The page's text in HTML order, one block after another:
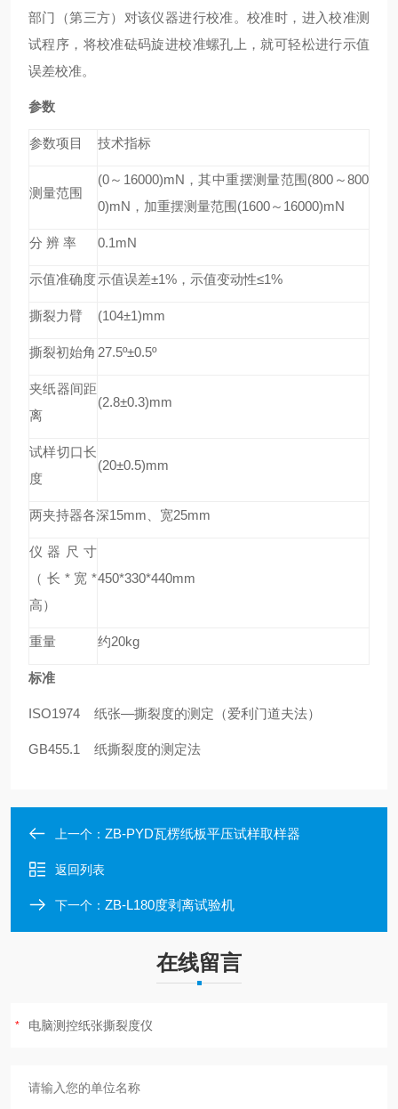
部门（第三方）对该仪器进行校准。校准时，进入校准测
试程序，将校准砝码旋进校准螺孔上，就可轻松进行示值
误差校准。
参数
参数项目 技术指标
测量范围
(0～16000)mN，其中重摆测量范围(800～800
0)mN，加重摆测量范围(1600～16000)mN
分 辨 率 0.1mN
示值准确度示值误差±1%，示值变动性≤1%
撕裂力臂 (104±1)mm
撕裂初始角 27.5º±0.5º
夹纸器间距
离
(2.8±0.3)mm
试样切口长
度
(20±0.5)mm
两夹持器各深15mm、宽25mm
仪器尺寸
（长*宽*
高）
450*330*440mm
重量 约20kg
标准
ISO1974 纸张—撕裂度的测定（爱利门道夫法）
GB455.1 纸撕裂度的测定法
上一个： ZB-PYD瓦楞纸板平压试样取样器
返回列表
下一个： ZB-L180度剥离试验机
在线留言